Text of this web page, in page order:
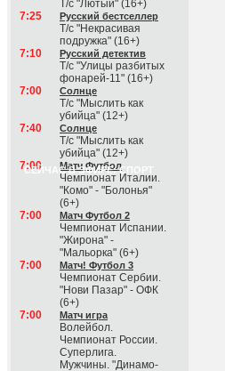
Т/с "Лютый" (16+)
7:25
Русский бестселлер
Т/с "Некрасивая
подружка" (16+)
7:10
Русский детектив
Т/с "Улицы разбитых
фонарей-11" (16+)
7:00
Солнце
Т/с "Мыслить как
убийца" (12+)
7:40
Солнце
Т/с "Мыслить как
убийца" (12+)
СЕЙЧАС В ЭФИРЕ: СПОРТ
7:00 Матч Футбол
Чемпионат Италии.
"Комо" - "Болонья"
(6+)
7:00
Матч Футбол 2
Чемпионат Испании.
"Жирона" -
"Мальорка" (6+)
7:00
Матч! Футбол 3
Чемпионат Сербии.
"Нови Пазар" - ОФК
(6+)
7:00
Матч игра
Волейбол.
Чемпионат России.
Суперлига.
Мужчины. "Динамо-